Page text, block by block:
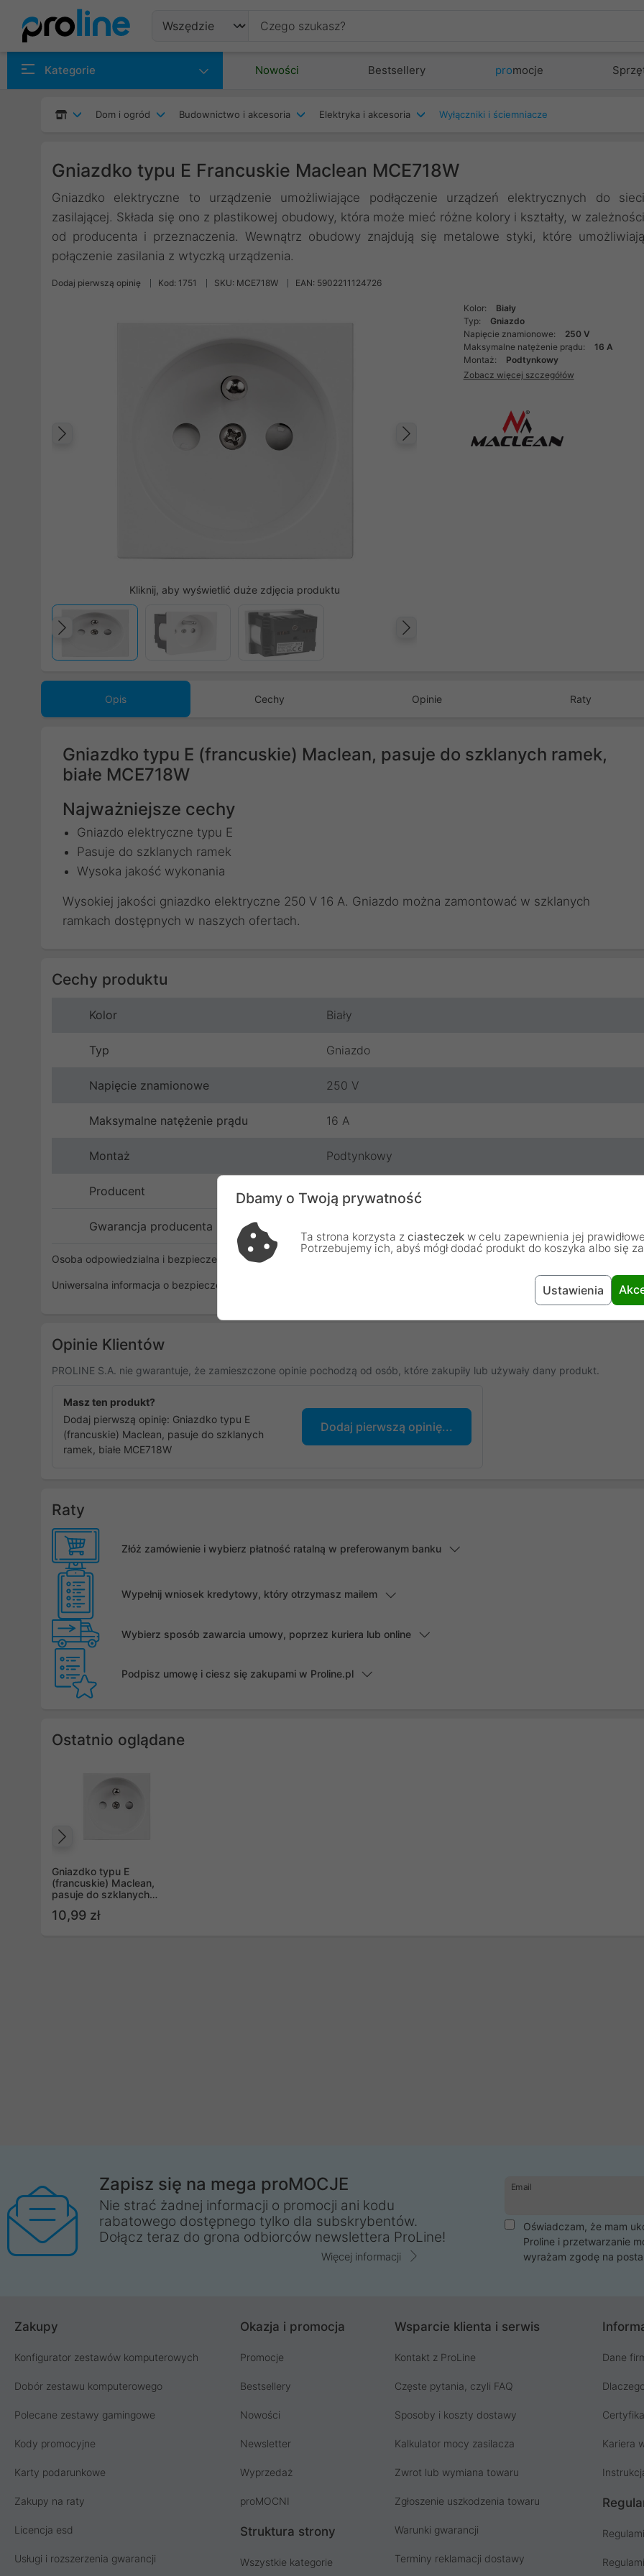
Kategorie Nowości Bestsellery promocje
Dom i ogród Budownictwo i akcesoria Elektryka i akcesoria Wyłączniki i ściemniacze
Gniazdko typu E Francuskie Maclean MCE718W
Gniazdko elektryczne to urządzenie umożliwiające podłączenie urządzeń elektrycznych do sieci
zasilającej. Składa się ono z plastikowej obudowy, która może mieć różne kolory i kształty, w zależności
od producenta i przeznaczenia. Wewnątrz obudowy znajdują się metalowe styki, które umożliwiają
połączenie zasilania z wtyczką urządzenia.
Dodaj pierwszą opinię Kod: 1751 SKU: MCE718W EAN: 5902211124726
Następny
Kliknij, aby wyświetlić duże zdjęcia produktu
Poprzedni
Kolor:
Biały
Typ:
Gniazdo
Napięcie znamionowe:
250 V
Maksymalne natężenie prądu:
16 A
Montaż:
Podtynkowy
Zobacz więcej szczegółów
Opis Cechy Opinie Raty
Gniazdko typu E (francuskie) Maclean, pasuje do szklanych ramek,
białe MCE718W
Najważniejsze cechy
Gniazdo elektryczne typu E
Pasuje do szklanych ramek
Wysoka jakość wykonania
Wysokiej jakości gniazdko elektryczne 250 V 16 A. Gniazdo można zamontować w szklanych
ramkach dostępnych w naszych ofertach.
Cechy produktu
Kolor Biały
Typ Gniazdo
Napięcie znamionowe 250 V
Maksymalne natężenie prądu 16 A
Montaż Podtynkowy
Producent Maclean
Gwarancja producenta
Osoba odpowiedzialna i bezpieczeństwo
Uniwersalna informacja o bezpieczeństwie
Opinie Klientów
PROLINE S.A. nie gwarantuje, że zamieszczone opinie pochodzą od osób, które zakupiły lub używały dany produkt.
Masz ten produkt?
Dodaj pierwszą opinię: Gniazdko typu E
(francuskie) Maclean, pasuje do szklanych
ramek, białe MCE718W
Dodaj pierwszą opinię...
Raty
Złóż zamówienie i wybierz płatność ratalną w preferowanym banku
Wypełnij wniosek kredytowy, który otrzymasz mailem
Wybierz sposób zawarcia umowy, poprzez kuriera lub online
Podpisz umowę i ciesz się zakupami w Proline.pl
Ostatnio oglądane
Gniazdko typu E
(francuskie) Maclean,
pasuje do szklanych
10,99 zł
Zapisz się na mega proMOCJE
Nie strać żadnej informacji o promocji ani kodu
rabatowego dostępnego tylko dla subskrybentów.
Dołącz teraz do grona odbiorców newslettera ProLine!
Więcej informacji
Email
Oświadczam, że mam
Proline i przetwarzanie
wyrażam zgodę na
Zakupy
Konfigurator zestawów komputerowych
Dobór zestawu komputerowego
Polecane zestawy gamingowe
Kody promocyjne
Karty podarunkowe
Zakupy na raty
Licencja esd
Usługi i rozszerzenia gwarancji
Okazja i promocja
Promocje
Bestsellery
Nowości
Newsletter
Wyprzedaż
proMOCNI
Struktura strony
Wszystkie kategorie
Wsparcie klienta i serwis
Kontakt z ProLine
Częste pytania, czyli FAQ
Sposoby i koszty dostawy
Kalkulator mocy zasilacza
Zwrot lub wymiana towaru
Zgłoszenie uszkodzenia towaru
Warunki gwarancji
Terminy reklamacji dostawy
Dane
Kariera
Dbamy o Twoją prywatność
Ta strona korzysta z ciasteczek w celu zapewnienia jej
Potrzebujemy ich, abyś mógł dodać produkt do koszyka albo się
Ustawienia